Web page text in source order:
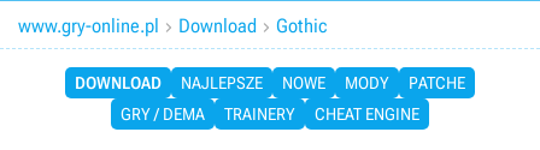
www.gry-online.pl  Download  Gothic
DOWNLOAD NAJLEPSZE NOWE MODY
PATCHE
GRY / DEMA
TRAINERY CHEAT ENGINE